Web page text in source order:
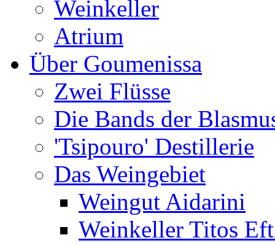
Weinkeller
Atrium
Über Goumenissa
Zwei Flüsse
Die Bands der
'Tsipouro' Destillerie
Das Weingebiet
Weingut Aidarini
Weinkeller Titos